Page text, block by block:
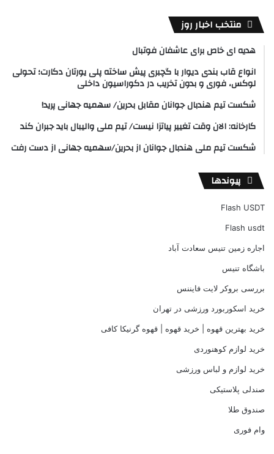
منتخب اخبار روز
هدیه ای خاص برای عاشفان فوتبال
انواع قاب بندی دیوار با گچبری پیش ساخته پلی یورتان دکارت؛ تحولی
لوکس، فوری و بدون تخریب در دکوراسیون داخلی
شکست تیم هندبال جوانان مقابل بحرین/ سهمیه جهانی پرید!
کارخانه: الان وقت تغییر پیاتزا نیست/ تیم ملی والیبال باید جبران کند
شکست تیم ملی هندبال جوانان از بحرین/سهمیه جهانی از دست رفت
پیوندها
Flash USDT
Flash usdt
اجاره زمین تنیس سعادت آباد
باشگاه تنیس
بررسی بروکر لایت فایننس
خرید اسکوربورد ورزشی در تهران
خرید بهترین قهوه | خرید قهوه | قهوه گرنیکا کافی
خرید لوازم کوهنوردی
خرید لوازم و لباس ورزشی
صندلی پلاستیکی
صندوق طلا
وام فوری